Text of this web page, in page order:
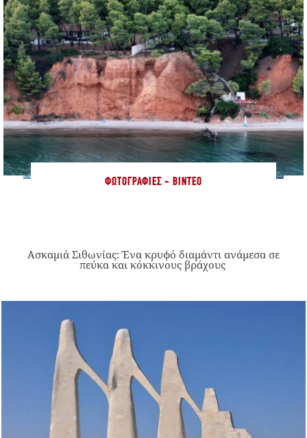
ΦΩΤΟΓΡΑΦΊΕΣ - ΒΊΝΤΕΟ
Ασκαμιά Σιθωνίας: Ένα κρυφό διαμάντι ανάμεσα σε
πεύκα και κόκκινους βράχους